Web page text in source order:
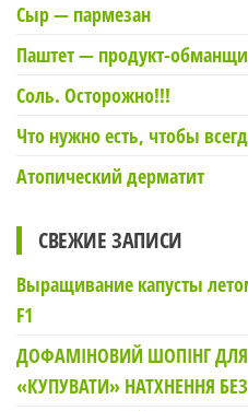
Сыр — пармезан
Паштет — продукт-
Соль. Осторожно!!!
Что нужно есть, чтобы
Атопический дерматит
СВЕЖИЕ ЗАПИСИ
Выращивание капусты
F1
ДОФАМІНОВИЙ ШОПІНГ ДЛЯ
«КУПУВАТИ» НАТХНЕННЯ